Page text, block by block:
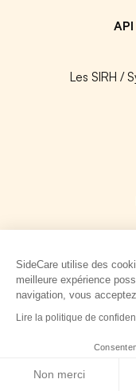
Les SIRH /
SideCare utilise des
meilleure expérience
navigation, vous
Lire la politique de
Non merci